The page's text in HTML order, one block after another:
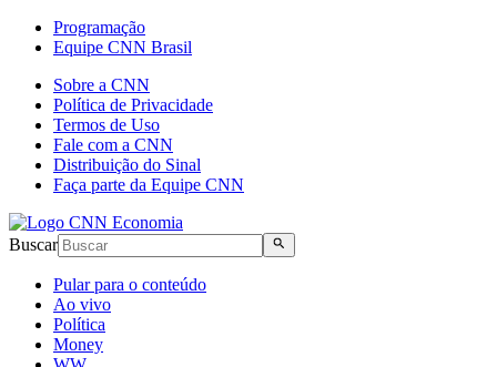
Programação
Equipe CNN Brasil
Sobre a CNN
Política de Privacidade
Termos de Uso
Fale com a CNN
Distribuição do Sinal
Faça parte da Equipe CNN
Buscar
Pular para o conteúdo
Ao vivo
Política
Money